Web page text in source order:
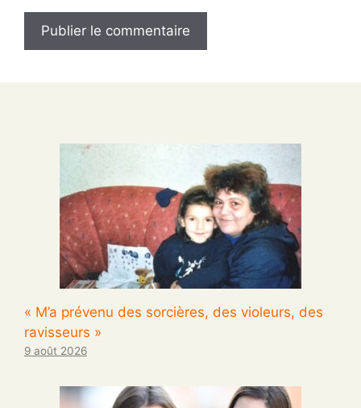
« M’a prévenu des sorcières, des violeurs, des
ravisseurs »
9 août 2026